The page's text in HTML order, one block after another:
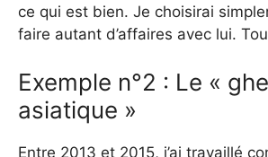
ce qui est bien. Je choisirai
faire autant d’affaires avec lui.
Exemple n°2 : Le «
asiatique »
Entre 2013 et 2015, j’ai travaillé